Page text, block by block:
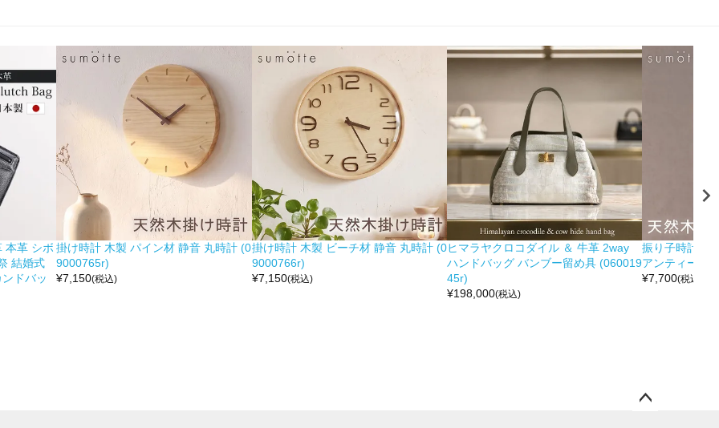
本革 シボ
結婚式
ドバッ
掛け時計 木製 パイン材 静音 丸時計 (0
9000765r)
¥7,150(税込)
掛け時計 木製 ビーチ材 静音 丸時計 (0
9000766r)
¥7,150(税込)
ヒマラヤクロコダイル ＆ 牛革 2way
ハンドバッグ バンブー留め具 (060019
45r)
¥198,000(税込)
振り子時計 木
アンティーク
¥7,700(税込)